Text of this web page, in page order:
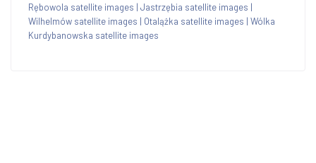
Rębowola satellite images | Jastrzębia satellite images |
Wilhelmów satellite images | Otalążka satellite images | Wólka
Kurdybanowska satellite images